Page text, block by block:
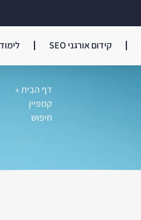
קידום אורגני SEO
דף הבית»
קמפיין
חיפוש